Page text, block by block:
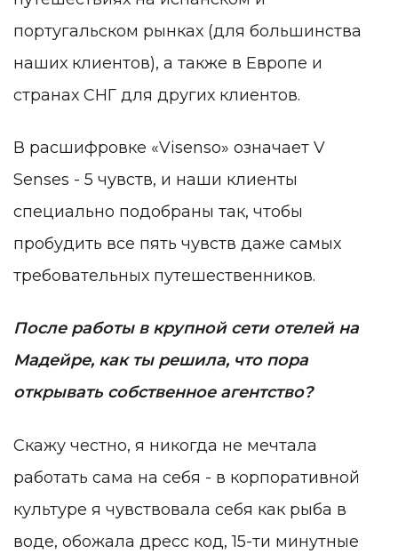
португальском рынках (для большинства
наших клиентов), а также в Европе и
странах СНГ для других клиентов.
В расшифровке «Visenso» означает V
Senses - 5 чувств, и наши клиенты
специально подобраны так, чтобы
пробудить все пять чувств даже самых
требовательных путешественников.
После работы в крупной сети отелей на
Мадейре, как ты решила, что пора
открывать собственное агентство?
Скажу честно, я никогда не мечтала
работать сама на себя - в корпоративной
культуре я чувствовала себя как рыба в
воде, обожала дресс код, 15-ти минутные